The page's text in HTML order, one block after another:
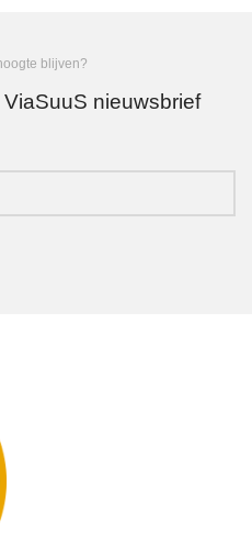
blijven?
nieuwsbrief